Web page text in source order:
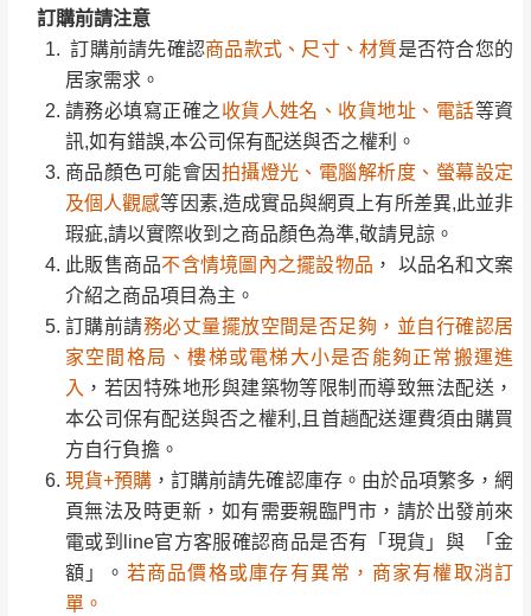
訂購前請注意
訂購前請先確認商品款式、尺寸、材質是否符合您的
居家需求。
請務必填寫正確之收貨人姓名、收貨地址、電話等資
訊,如有錯誤,本公司保有配送與否之權利。
商品顏色可能會因 拍攝燈光、電腦解析度、螢幕設定
及個人觀感等因素,造成實品與網頁上有所差異,此並非
瑕疵,請以實際收到之商品顏色為準,敬請見諒。
此販售商品不含情境圖內之擺設物品 ， 以品名和文案
介紹之商品項目為主。
訂購前請務必丈量擺放空間是否足夠，並自行確認居
家空間格局、樓梯或電梯大小是否能夠正常搬運進
入 ，若因特殊地形與建築物等限制而導致無法配送，
本公司保有配送與否之權利,且首趟配送運費須由購買
方自行負擔。
現貨+預購 ，訂購前請先確認庫存。由於品項繁多，網
頁無法及時更新，如有需要親臨門市，請於出發前來
電或到line官方客服確認商品是否有「現貨」與 「金
額」。 若商品價格或庫存有異常，商家有權取消訂
單。
商品顏色可能會因
及個人觀感等因素,造成實品與網頁上有所差異,此並非
瑕疵,請以實際收到之商品顏色為準,敬請見諒。
此販售商品不含情境圖內之擺設物品， 以品名和文案
介紹之商品項目為主。
訂購前請 務必丈量擺放空間是否足夠，並自行確認居
家空間格局、樓梯或電梯大小是否能夠正常搬運進
入，若因特殊地形與建築物等限制而導致無法配送，
本公司保有配送與否之權利,且首趟配送運費須由購買
方自行負擔。
現貨+預購，訂購前請先確認庫存。由於品項繁多，網
頁無法及時更新，如有需要親臨門市，請於出發前來
電或到line官方客服確認商品是否有「現貨」與 「金
額」。若商品價格或庫存有異常，商家有權取消訂
單。
尺寸為人工丈量略有誤差，請以實品為主
商品顏色可能會因拍攝燈光、電腦解析度、螢幕設定等因
素,造成實品與網頁上有所差異
到貨時間：指定送貨日當天以電話聯絡確認
｜周（一）配送部門固定公休無送貨｜
台北市、新北市地區固定每周(三)、(日)兩天收送貨
暫無配送地區
彰化、南投、雲林、嘉義、台南、高
雄、屏東、宜蘭、 花蓮、台東、金門、馬祖、澎湖地區
（可於LINE線上詢問 → @dershin ）
加收說明
若您選擇三聯式或索取兩聯式發票，發票將於商品
完成出貨15個工作天另行寄出，另外約加上2~7個
工作天內送達，如遇國定假日將順延寄送。
退換貨說明：
若收到不良品，請於到貨日起七日內通知本
公司客服人員，我們將為您更換新品，運費
皆由本站負責，所有退回及換貨之商品必須
是全新狀態且完整包裝，床墊、床包、枕頭
類產品需為未拆封狀態(請保持商品、附件、
包裝、廠商紙及所有附隨文件或資料之完整
性)，若未依照上述方式處理，恕無法接受退
貨。
由於透過電腦螢幕選購商品，可能會因個人
電腦螢幕的設定色差或解析度等因素， 與實
際商品的顏色、質感稍有不同，如因此而需
退換貨，需自付來回運費及人資成本，請您
訂購前詳加確認。(包含商品尺寸是否合適)。
訂購前請確認商品尺寸，大型物件因為人工